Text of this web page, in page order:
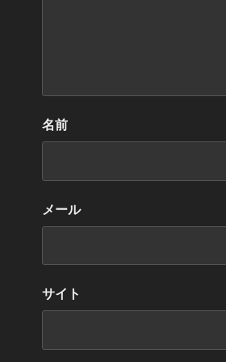
名前
メール
サイト